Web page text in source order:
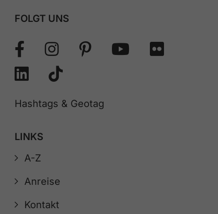
FOLGT UNS
Hashtags & Geotag
LINKS
A-Z
Anreise
Kontakt